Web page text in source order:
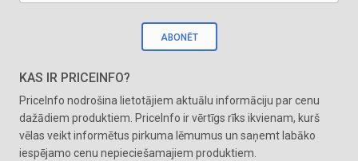
ABONĒT
KAS IR PRICEINFO?
PriceInfo nodrošina lietotājiem aktuālu informāciju par cenu
dažādiem produktiem. PriceInfo ir vērtīgs rīks ikvienam, kurš
vēlas veikt informētus pirkuma lēmumus un saņemt labāko
iespējamo cenu nepieciešamajiem produktiem.